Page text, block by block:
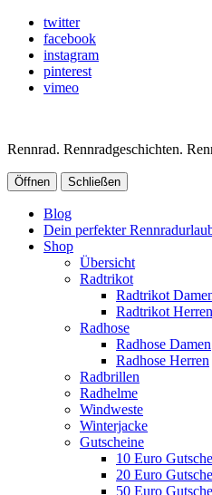
twitter
facebook
instagram
pinterest
vimeo
Rennrad. Rennradgeschichten.
Öffnen Schließen
Blog
Dein perfekter
Shop
Übersicht
Radtrikot
Radtrikot
Radtrikot Herren
Radhose
Radhose Damen
Radhose Herren
Radbrillen
Radhelme
Windweste
Winterjacke
Gutscheine
10 Euro
20 Euro
50 Euro